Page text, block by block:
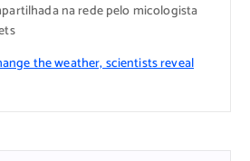
na rede pelo micologista
the weather, scientists reveal